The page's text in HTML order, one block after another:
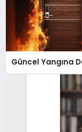
Güncel Yangına